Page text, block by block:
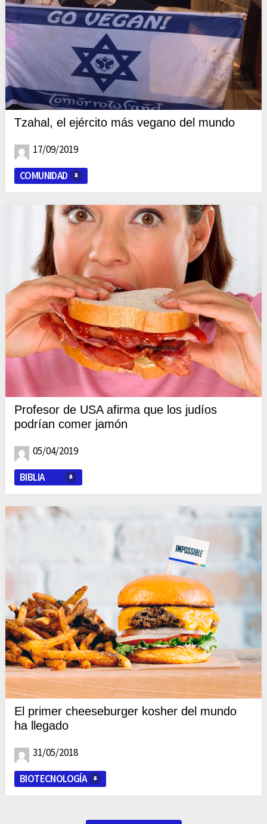
Tzahal, el ejército más vegano del mundo
17/09/2019
COMUNIDAD
Profesor de USA afirma que los judíos
podrían comer jamón
05/04/2019
BIBLIA
El primer cheeseburger kosher del mundo
ha llegado
31/05/2018
BIOTECNOLOGÍA